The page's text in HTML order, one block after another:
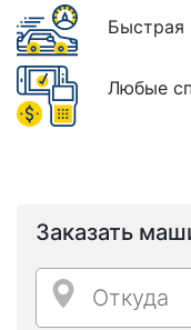
Быстрая
Любые
Заказать